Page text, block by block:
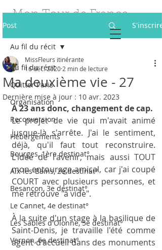
Mon Tour de France
des Fleurs
Post S'inscrire
Au fil du récit
Quitter Paris
Organisation
Reconversion
Hébergements
Bourges, 1ère destinat°
Aix-les-Bains, 2e destinat°
Besançon, 3e destinat°
Le Cannet, 4e destinat°
Les Sables d'Olonne, 5e destinat°
Vernon, 6e destinat°
Au fil du récit
Ma deuxième vie - 27
MissFleurs itinérante
16 déc. 2020 2 min de lecture
Dernière mise à jour : 10 avr. 2023
À 23 ans donc, changement de cap.
Le projet de vie qui m'avait animé
jusque-là s'arrête. J'ai le sentiment,
déjà, qu'il faut tout reconstruire.
L'idée de l'avenir, mais aussi TOUT
mon entourage amical, car j'ai coupé
COURT avec plusieurs personnes, et
me retrouve "à vide".
À la suite d'un stage à la basilique de
Saint-Denis, je travaille l'été comme
agent d'accueil dans des monuments